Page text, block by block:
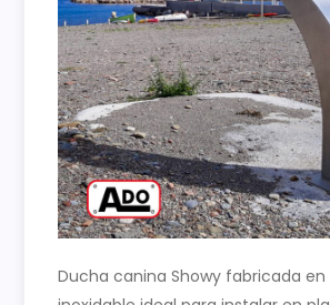
Ducha canina Showy fabricada